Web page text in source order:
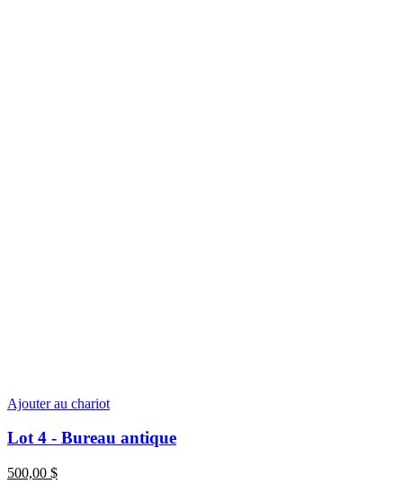
Ajouter au chariot
Lot 4 - Bureau antique
500,00 $